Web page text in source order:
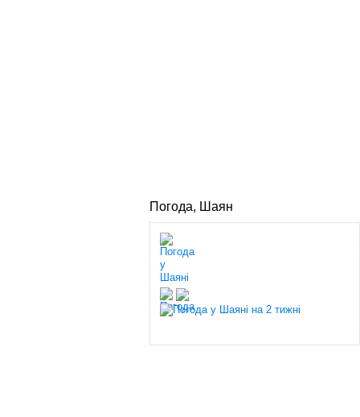
Погода, Шаян